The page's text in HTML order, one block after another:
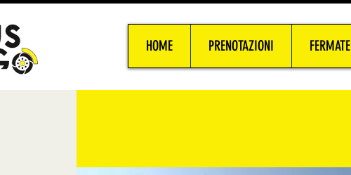
HOME PRENOTAZIONI FERMATE